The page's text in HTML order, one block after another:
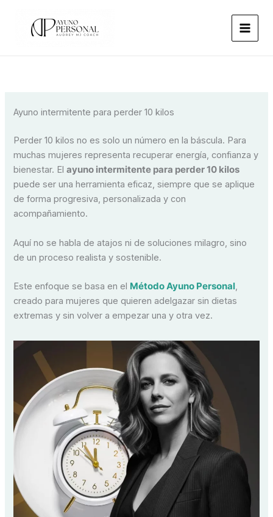
contenido
Ayuno intermitente para perder 10 kilos
Perder 10 kilos no es solo un número en la báscula. Para
muchas mujeres representa recuperar energía, confianza y
bienestar. Elayuno intermitente para perder 10 kilos
puede ser una herramienta eficaz, siempre que se aplique
de forma progresiva, personalizada y con
acompañamiento.
Aquí no se habla de atajos ni de soluciones milagro, sino
de un proceso realista y sostenible.
Este enfoque se basa en el Método Ayuno Personal,
creado para mujeres que quieren adelgazar sin dietas
extremas y sin volver a empezar una y otra vez.